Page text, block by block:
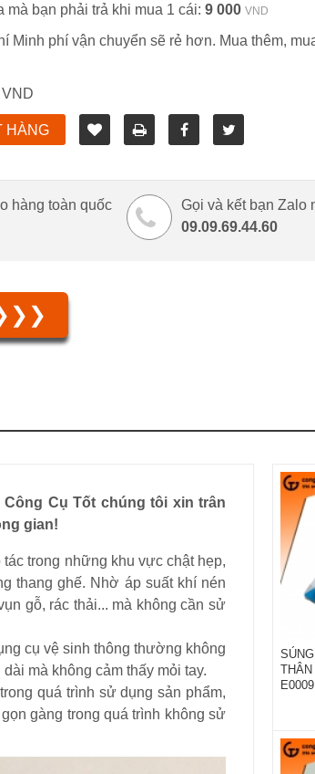
mà bạn phải trả khi mua 1 cái:9 000 VND
Minh phí vận chuyển sẽ rẻ hơn. Mua thêm,
VND
HÀNG
hàng toàn quốc
Gọi và kết bạn Zalo
09.09.69.44.60
❯❯❯
Cụ Tốt chúng tôi xin trân
gian!
trong những khu vực chật hẹp,
thang ghế. Nhờ áp suất khí nén
gỗ, rác thải... mà không cần sử
cụ vệ sinh thông thường không
mà không cảm thấy mỏi tay.
quá trình sử dụng sản phẩm,
gàng trong quá trình không sử